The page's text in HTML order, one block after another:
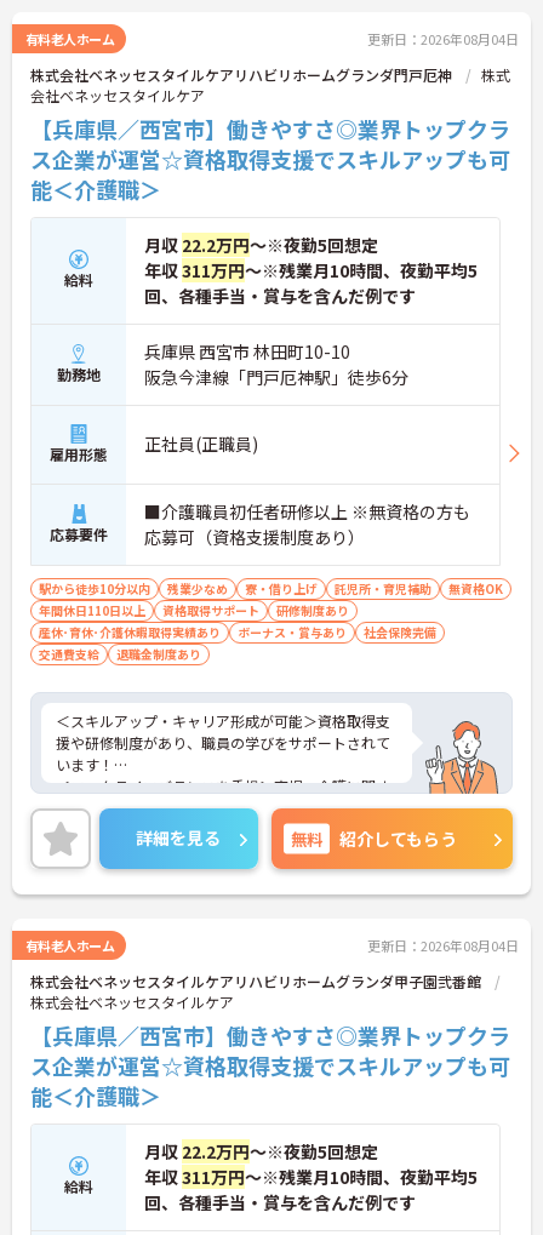
詳細をお話ししますのでお気軽にご相談ください！
有料老人ホーム 更新日：2026年08月04日
株式会社ベネッセスタイルケアリハビリホームグランダ門戸厄神
株式
会社ベネッセスタイルケア
【兵庫県／西宮市】働きやすさ◎業界トップクラ
ス企業が運営☆資格取得支援でスキルアップも可
能＜介護職＞
給料
月収 22.2万円～※夜勤5回想定
年収311万円～※残業月10時間、夜勤平均5
回、各種手当・賞与を含んだ例です
勤務地
兵庫県 西宮市 林田町10-10
阪急今津線「門戸厄神駅」徒歩6分
雇用形態 正社員(正職員)
応募要件
■介護職員初任者研修以上 ※無資格の方も
応募可（資格支援制度あり）
駅から徒歩10分以内 残業少なめ 寮・借り上げ 託児所・育児補助
無資格OK
年間休日110日以上
資格取得サポート
研修制度あり
産休･育休･介護休暇取得実績あり
ボーナス・賞与あり
社会保険完備
交通費支給
退職金制度あり
＜スキルアップ・キャリア形成が可能＞資格取得支
援や研修制度があり、職員の学びをサポートされて
います！
＜ワークライフバランスを重視＞育児・介護に関す
る制度や社宅制度、各種手当など、長く安心して働
きやすい環境が整っています。
＜寄り添ったケアの実施＞利用者さまに深く寄り添
ったサービスの提供を目指し、職員の専門性を高め
るような人材育成にも注力されています。
詳細をお話ししますのでお気軽にご相談ください！
詳細を見る 無料 紹介してもらう
有料老人ホーム 更新日：2026年08月04日
株式会社ベネッセスタイルケアリハビリホームグランダ甲子園弐番館
株式会社ベネッセスタイルケア
【兵庫県／西宮市】働きやすさ◎業界トップクラ
ス企業が運営☆資格取得支援でスキルアップも可
能＜介護職＞
給料
月収 22.2万円～※夜勤5回想定
年収311万円～※残業月10時間、夜勤平均5
回、各種手当・賞与を含んだ例です